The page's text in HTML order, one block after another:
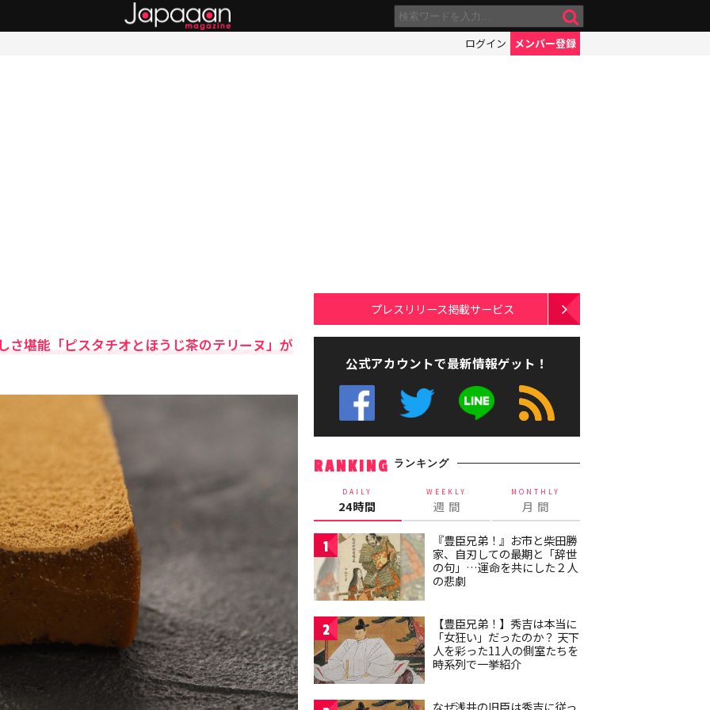
ログイン メンバー登録
さ堪能「ピスタチオとほうじ茶のテリーヌ」が
プレスリリース掲載サービス
公式アカウントで最新情報ゲット！
RANKING ランキング
DAILY
24時間
WEEKLY
週 間
MONTHLY
月 間
1
『豊臣兄弟！』お市と柴田勝
家、自刃しての最期と「辞世
の句」…運命を共にした２人
の悲劇
2
【豊臣兄弟！】秀吉は本当に
「女狂い」だったのか？ 天下
人を彩った11人の側室たちを
時系列で一挙紹介
なぜ浅井の旧臣は秀吉に従っ